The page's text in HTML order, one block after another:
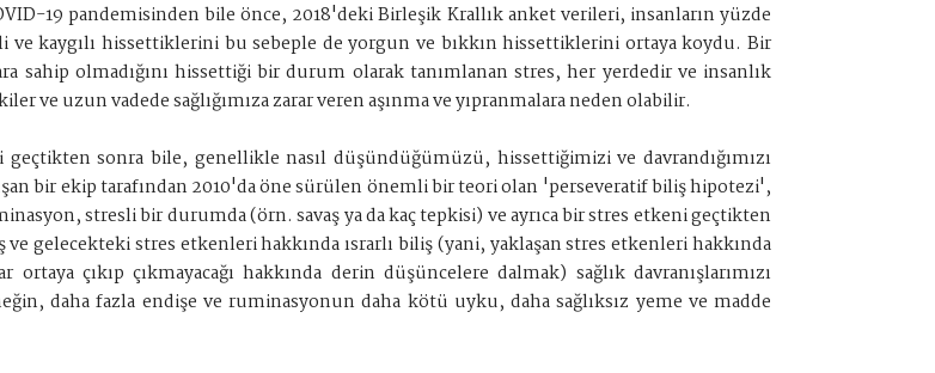
19 pandemisinden bile önce, 2018'deki Birleşik Krallık anket verileri, insanların yüzde
kaygılı hissettiklerini bu sebeple de yorgun ve bıkkın hissettiklerini ortaya koydu. Bir
olmadığını hissettiği bir durum olarak tanımlanan stres, her yerdedir ve insanlık
uzun vadede sağlığımıza zarar veren aşınma ve yıpranmalara neden olabilir.
sonra bile, genellikle nasıl düşündüğümüzü, hissettiğimizi ve davrandığımızı
bir ekip tarafından 2010'da öne sürülen önemli bir teori olan 'perseveratif biliş hipotezi',
stresli bir durumda (örn. savaş ya da kaç tepkisi) ve ayrıca bir stres etkeni geçtikten
gelecekteki stres etkenleri hakkında ısrarlı biliş (yani, yaklaşan stres etkenleri hakkında
çıkıp çıkmayacağı hakkında derin düşüncelere dalmak) sağlık davranışlarımızı
daha fazla endişe ve ruminasyonun daha kötü uyku, daha sağlıksız yeme ve madde